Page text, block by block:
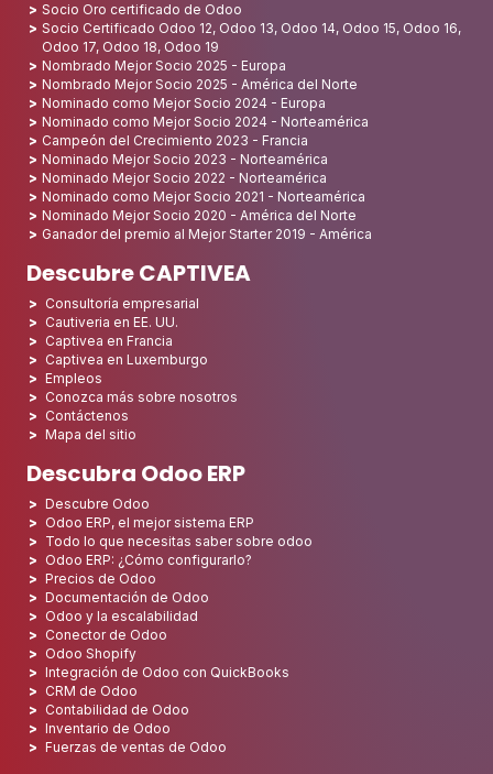
Socio Oro certificado de Odoo
Socio Certificado Odoo 12, Odoo 13, Odoo 14, Odoo 15, Odoo 16,
Odoo 17, Odoo 18, Odoo 19
Nombrado Mejor Socio 2025 - Europa
Nombrado Mejor Socio 2025 - América del Norte
Nominado como Mejor Socio 2024 - Europa
Nominado como Mejor Socio 2024 - Norteamérica
Campeón del Crecimiento 2023 - Francia
Nominado Mejor Socio 2023 - Norteamérica
Nominado Mejor Socio 2022 - Norteamérica
Nominado como Mejor Socio 2021 - Norteamérica
Nominado Mejor Socio 2020 - América del Norte
Ganador del premio al Mejor Starter 2019 - América
Descubre CAPTIVEA
Consultoría empresarial
Cautiveria en EE. UU.
Captivea en Francia
Captivea en Luxemburgo
Empleos
Conozca más sobre nosotros
Contáctenos
Mapa del sitio
Descubra Odoo ERP
Descubre Odoo
Odoo ERP, el mejor sistema ERP
Todo lo que necesitas saber sobre odoo
Odoo ERP: ¿Cómo configurarlo?
Precios de Odoo
Documentación de Odoo
Odoo y la escalabilidad
Conector de Odoo
Odoo Shopify
Integración de Odoo con QuickBooks
CRM de Odoo
Contabilidad de Odoo
Inventario de Odoo
Fuerzas de ventas de Odoo